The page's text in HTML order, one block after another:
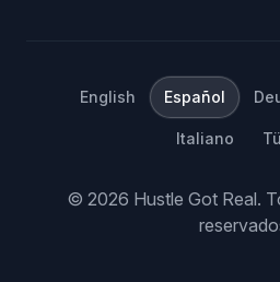
English Español
Italiano
© 2026 Hustle Got Real.